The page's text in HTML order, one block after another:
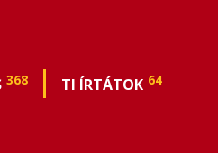
368 TI ÍRTÁTOK 64